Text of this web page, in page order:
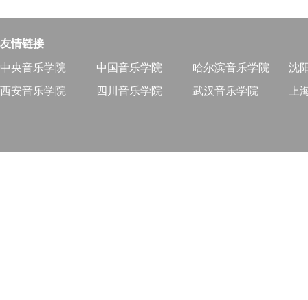
友情链接
中央音乐学院 中国音乐学院 哈尔滨音乐学院
沈
西安音乐学院
四川音乐学院 武汉音乐学院 上